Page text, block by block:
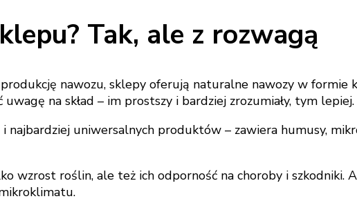
Tak, ale z rozwagą
nawozu, sklepy oferują naturalne nawozy w
na skład – im prostszy i bardziej zrozumiały, tym lepiej.
najbardziej uniwersalnych produktów – zawiera humusy,
wzrost roślin, ale też ich odporność na choroby i szkodniki.